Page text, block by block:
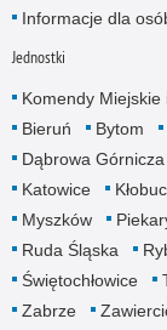
Informacje dla
Jednostki
Komendy Miejskie
Bieruń
Bytom
Dąbrowa Górnicza
Katowice
Myszków
Ruda Śląska
Świętochłowice
Zabrze